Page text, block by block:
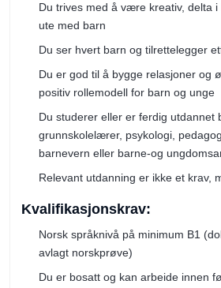
Du trives med å være kreativ, delta
ute med barn
Du ser hvert barn og tilrettelegger
Du er god til å bygge relasjoner og
positiv rollemodell for barn og unge
Du studerer eller er ferdig utdannet
grunnskolelærer, psykologi,
barnevern eller barne-og
Relevant utdanning er ikke et krav,
Kvalifikasjonskrav:
Norsk språknivå på minimum B1
avlagt norskprøve)
Du er bosatt og kan arbeide innen